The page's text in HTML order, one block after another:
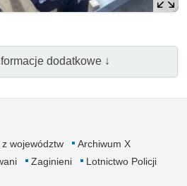
dodatkowe ↓
województw
Archiwum X
Zaginieni
Lotnictwo Policji